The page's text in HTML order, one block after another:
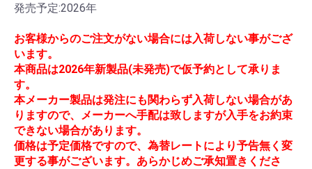
発売予定:2026年
お客様からのご注文がない場合には入荷しない事がござ
います。
本商品は2026年新製品(未発売)で仮予約として承りま
す。
本メーカー製品は発注にも関わらず入荷しない場合があ
りますので、メーカーへ手配は致しますが入手をお約束
できない場合があります。
価格は予定価格ですので、為替レートにより予告無く変
更する事がございます。あらかじめご承知置きくださ